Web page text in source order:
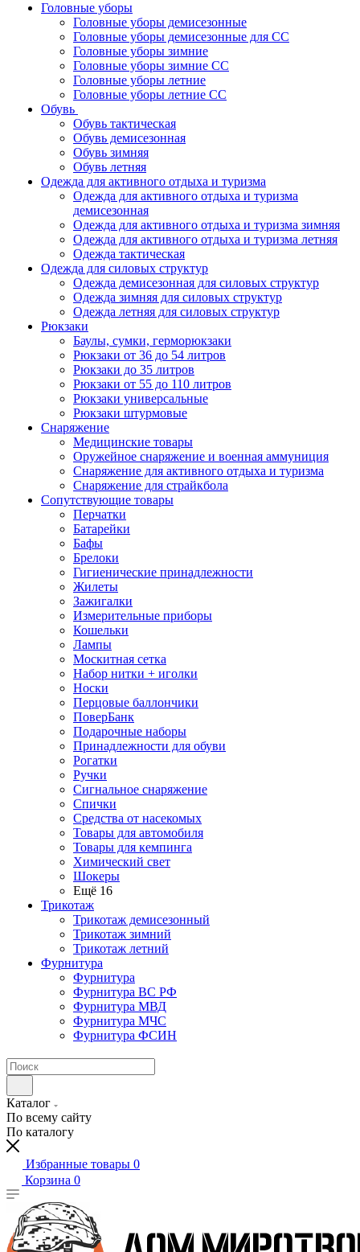
Головные уборы
Головные уборы демисезонные
Головные уборы демисезонные для СС
Головные уборы зимние
Головные уборы зимние СС
Головные уборы летние
Головные уборы летние СС
Обувь
Обувь тактическая
Обувь демисезонная
Обувь зимняя
Обувь летняя
Одежда для активного отдыха и туризма
Одежда для активного отдыха и туризма
демисезонная
Одежда для активного отдыха и туризма зимняя
Одежда для активного отдыха и туризма летняя
Одежда тактическая
Одежда для силовых структур
Одежда демисезонная для силовых структур
Одежда зимняя для силовых структур
Одежда летняя для силовых структур
Рюкзаки
Баулы, сумки, герморюкзаки
Рюкзаки от 36 до 54 литров
Рюкзаки до 35 литров
Рюкзаки от 55 до 110 литров
Рюкзаки универсальные
Рюкзаки штурмовые
Снаряжение
Медицинские товары
Оружейное снаряжение и военная аммуниция
Снаряжение для активного отдыха и туризма
Снаряжение для страйкбола
Сопутствующие товары
Перчатки
Батарейки
Бафы
Брелоки
Гигиенические принадлежности
Жилеты
Зажигалки
Измерительные приборы
Кошельки
Лампы
Москитная сетка
Набор нитки + иголки
Носки
Перцовые баллончики
ПоверБанк
Подарочные наборы
Принадлежности для обуви
Рогатки
Ручки
Сигнальное снаряжение
Спички
Средства от насекомых
Товары для автомобиля
Товары для кемпинга
Химический свет
Шокеры
Ещё 16
Трикотаж
Трикотаж демисезонный
Трикотаж зимний
Трикотаж летний
Фурнитура
Фурнитура
Фурнитура ВС РФ
Фурнитура МВД
Фурнитура МЧС
Фурнитура ФСИН
Каталог
По всему сайту
По каталогу
Избранные товары 0
Корзина 0